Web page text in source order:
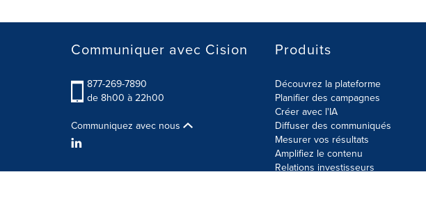
Communiquer avec Cision
877-269-7890
de 8h00 à 22h00
Communiquez avec nous
Produits
Découvrez la plateforme
Planifier des campagnes
Créer avec l'IA
Diffuser des communiqués
Mesurer vos résultats
Amplifiez le contenu
Relations investisseurs